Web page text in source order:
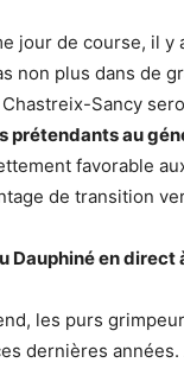
jour de course, il
non plus dans de
Sancy
prétendants au
favorable
de transition
Dauphiné en direct
les purs
dernières années.